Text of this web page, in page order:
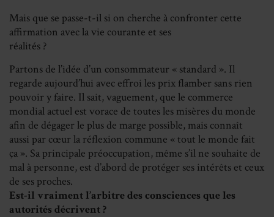
Mais que se passe-t-il si on cherche à confronter cette
affirmation avec la vie courante et ses
réalités ?
Partons de l’idée d’un consommateur « standard ». Il
regarde aujourd’hui avec effroi les prix flamber sans rien
pouvoir y faire. Il sait, vaguement, que le commerce
mondial actuel est vorace de toutes les misères du monde
afin de dégager le plus de marge possible, mais connaît
aussi par cœur la réflexion commune « tout le monde fait
ça ». Sa principale préoccupation, même s’il ne souhaite de
mal à personne, est d’abord de protéger ses intérêts et ceux
de ses proches.
Est-il vraiment l’arbitre des consciences que les
autorités décrivent ?